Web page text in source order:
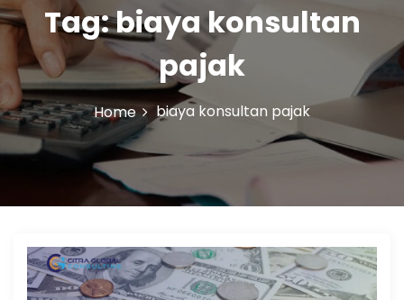
Tag:biaya konsultan
pajak
Home biaya konsultan pajak